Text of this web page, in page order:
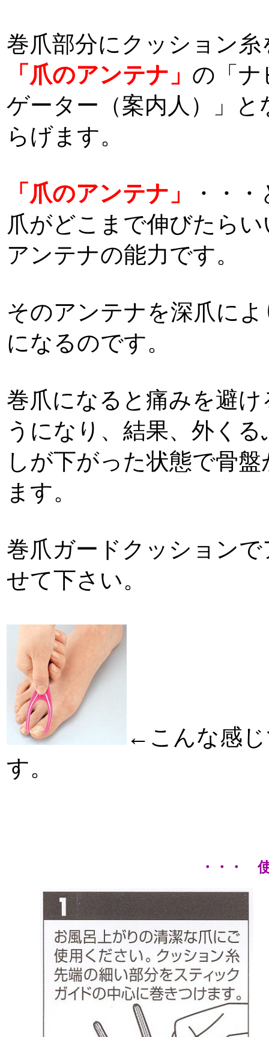
巻爪部分にクッション
「爪のアンテナ」 の「ナ
ゲーター（案内人）」
らげます。
「爪のアンテナ」
・・
爪がどこまで伸びたら
アンテナの能力です。
そのアンテナを深爪に
になるのです。
巻爪になると痛みを避
うになり、結果、外くる
しが下がった状態で骨
ます。
巻爪ガードクッション
せて下さい。
←こんな感
す
・・・